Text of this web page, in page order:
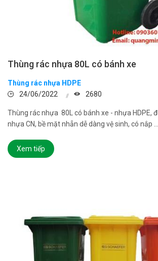
Thùng rác nhựa 80L có bánh xe
Thùng rác nhựa HDPE
24/06/2022
2680
Thùng rác nhựa 80L có bánh xe - nhựa HDPE,
nhựa CN, bề mặt nhẵn dễ dàng vệ sinh, có nắp ...
Xem tiếp